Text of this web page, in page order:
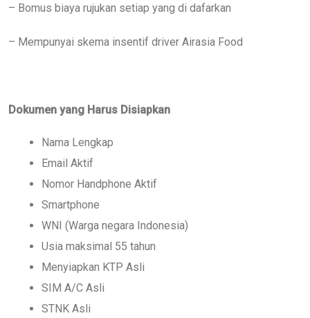
– Bomus biaya rujukan setiap yang di dafarkan
– Mempunyai skema insentif driver Airasia Food
Dokumen yang Harus Disiapkan
Nama Lengkap
Email Aktif
Nomor Handphone Aktif
Smartphone
WNI (Warga negara Indonesia)
Usia maksimal 55 tahun
Menyiapkan KTP Asli
SIM A/C Asli
STNK Asli